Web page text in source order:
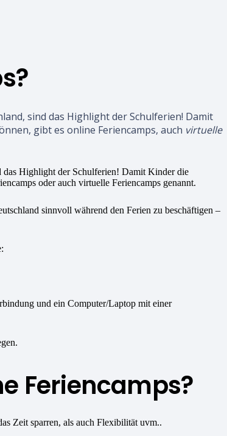
sind das Highlight der Schulferien! Damit
gibt es online Feriencamps, auch virtuelle
sinnvoll während den Ferien zu beschäftigen –
und ein Computer/Laptop mit einer
Feriencamps?
Zeit sparren, als auch Flexibilität uvm..